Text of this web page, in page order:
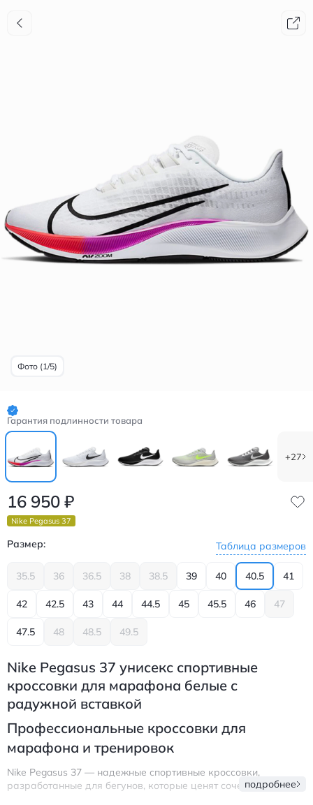
Фото (1/5)
Гарантия подлинности товара
+27
16 950 ₽
Nike Pegasus 37
Размер: Таблица размеров
35.5 36 36.5 38 38.5 39 40 40.5 41
42 42.5 43 44 44.5 45 45.5 46 47
47.5 48 48.5 49.5
Nike Pegasus 37 унисекс спортивные
кроссовки для марафона белые с
радужной вставкой
Профессиональные кроссовки для
марафона и тренировок
Nike Pegasus 37 — надежные спортивные кроссовки,
разработанные для бегунов, которые ценят сочетаниеподробнее